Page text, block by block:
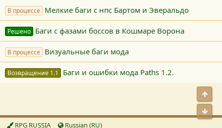
В процессе Мелкие баги с нпс Бартом и Эверальдо
Решено Баги с фазами боссов в Кошмаре Ворона
В процессе Визуальные баги мода
Возвращение 1.1 Баги и ошибки мода Paths 1.2.
RPG RUSSIA Russian (RU)